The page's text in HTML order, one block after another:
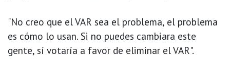
"No creo que el VAR sea el problema, el problema
es cómo lo usan. Si no puedes cambiara este
gente, sí votaría a favor de eliminar el VAR".